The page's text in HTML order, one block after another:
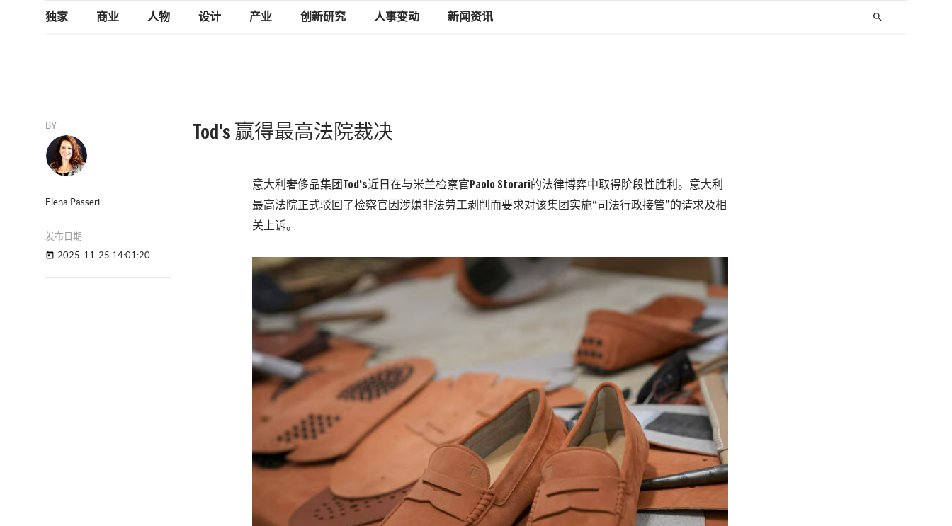
独家 商业 人物 设计 产业 创新研究 人事变动 新闻资讯 search
BY
Elena Passeri
发布日期
today 2025-11-25 14:01:20
Tod's 赢得最高法院裁决
意大利奢侈品集团Tod's近日在与米兰检察官Paolo Storari的法律博弈中取得阶段性胜利。意大利
最高法院正式驳回了检察官因涉嫌非法劳工剥削而要求对该集团实施“司法行政接管”的请求及相
关上诉。